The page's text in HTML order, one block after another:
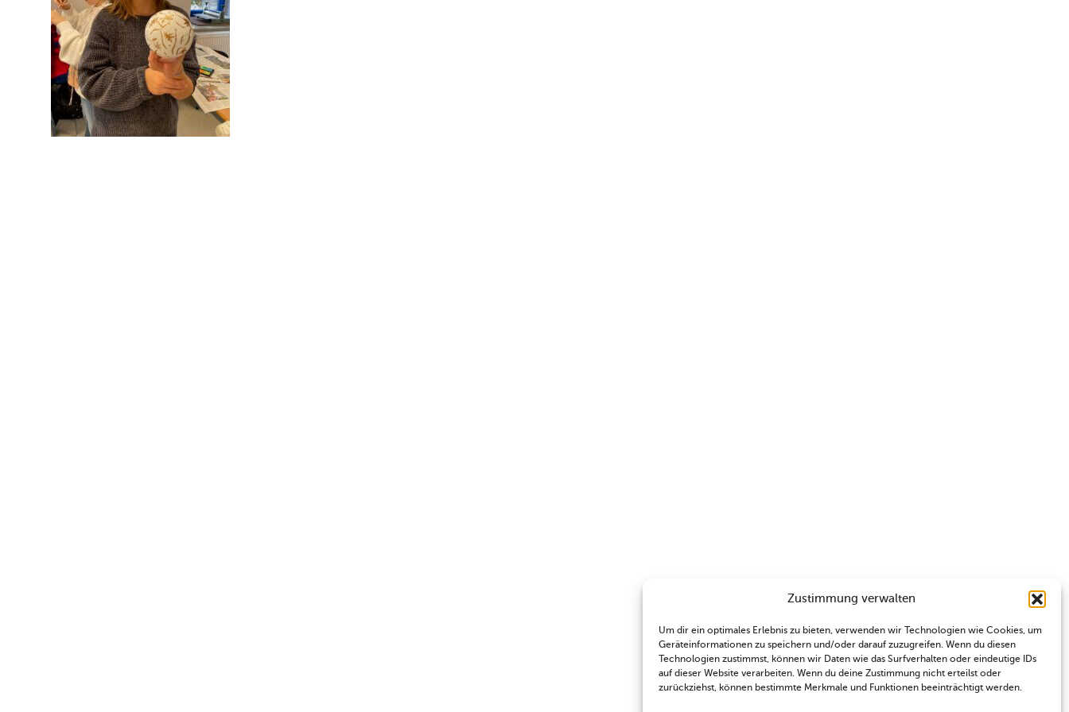
Zustimmung verwalten
Um dir ein optimales Erlebnis zu bieten, verwenden wir Technologien wie Cookies, um
Geräteinformationen zu speichern und/oder darauf zuzugreifen. Wenn du diesen
Technologien zustimmst, können wir Daten wie das Surfverhalten oder eindeutige IDs
auf dieser Website verarbeiten. Wenn du deine Zustimmung nicht erteilst oder
zurückziehst, können bestimmte Merkmale und Funktionen beeinträchtigt werden.